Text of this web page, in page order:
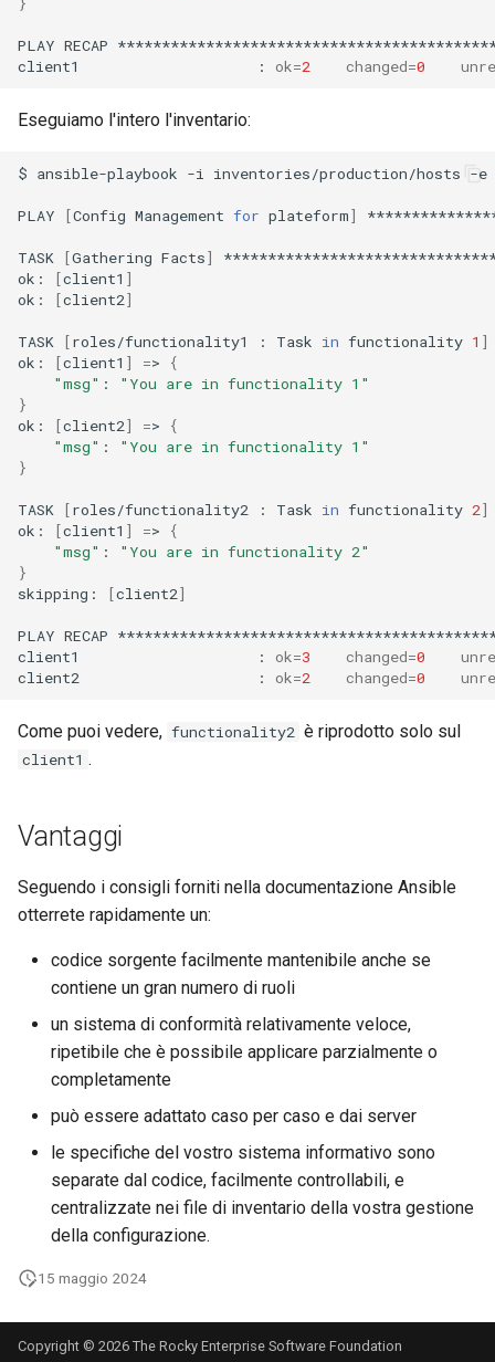
PLAY RECAP
client1
: ok=2 changed=0
Eseguiamo l'intero l'inventario:
$ ansible-playbook -i inventories/production/hosts -e
PLAY [Config Management for plateform]
TASK [Gathering Facts]
ok:
[client1 ]
ok:
[client2]
TASK [roles/functionality1 : Task in functionality 1 ]
ok:
[client1 ] =>
{
"msg" :
"You are in functionality 1"
}
ok:
[client2] =>
{
"msg" :
"You are in functionality 1"
}
TASK [roles/functionality2 : Task in functionality 2]
ok:
[client1 ] =>
{
"msg" :
"You are in functionality 2"
}
skipping:
[client2]
PLAY RECAP
client1
: ok=3 changed=0
client2
: ok=2 changed=0
Come puoi vedere, functionality2 è riprodotto solo sul
client1 .
Vantaggi
Seguendo i consigli forniti nella documentazione Ansible
otterrete rapidamente un:
codice sorgente facilmente mantenibile anche se
contiene un gran numero di ruoli
un sistema di conformità relativamente veloce,
ripetibile che è possibile applicare parzialmente o
completamente
può essere adattato caso per caso e dai server
le specifiche del vostro sistema informativo sono
separate dal codice, facilmente controllabili, e
centralizzate nei file di inventario della vostra gestione
della configurazione.
15 maggio 2024
Copyright © 2026 The Rocky Enterprise Software Foundation